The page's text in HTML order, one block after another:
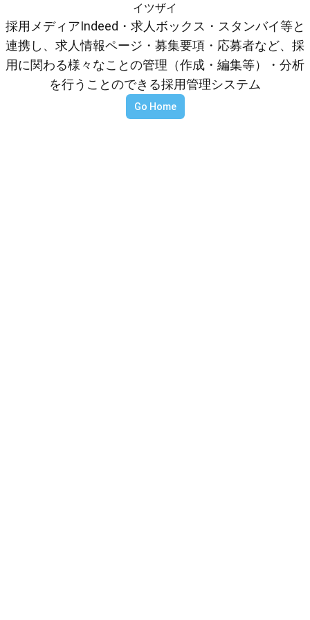
イツザイ
採用メディアIndeed・求人ボックス・スタンバイ等と
連携し、求人情報ページ・募集要項・応募者など、採
用に関わる様々なことの管理（作成・編集等）・分析
を行うことのできる採用管理システム
Go Home